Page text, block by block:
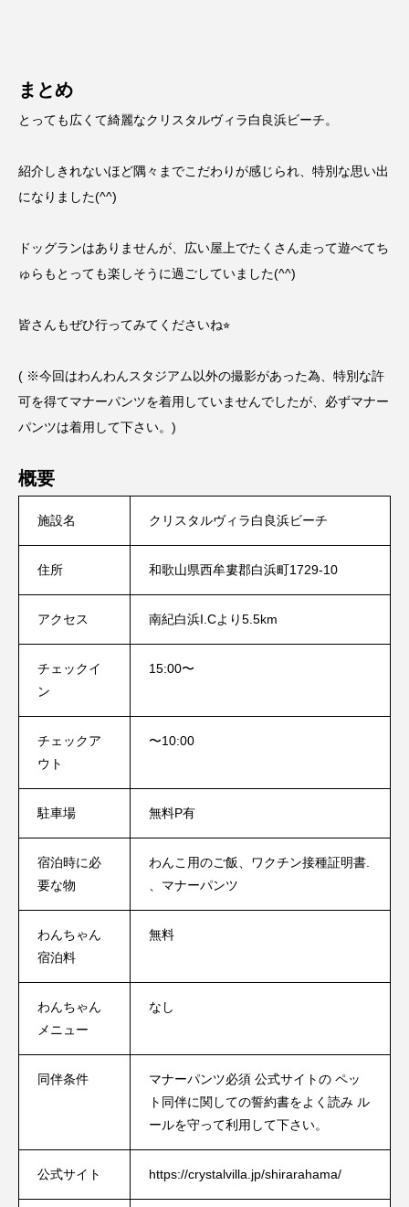
まとめ
とっても広くて綺麗なクリスタルヴィラ白良浜ビーチ。
紹介しきれないほど隅々までこだわりが感じられ、特別な思い出
になりました(^^)
ドッグランはありませんが、広い屋上でたくさん走って遊べてち
ゅらもとっても楽しそうに過ごしていました(^^)
皆さんもぜひ行ってみてくださいね⭐︎
( ※今回はわんわんスタジアム以外の撮影があった為、特別な許
可を得てマナーパンツを着用していませんでしたが、必ずマナー
パンツは着用して下さい。)
概要
施設名 クリスタルヴィラ白良浜ビーチ
住所 和歌山県西牟婁郡白浜町1729-10
アクセス 南紀白浜I.Cより5.5km
チェックイ
ン
15:00〜
チェックア
ウト
〜10:00
駐車場 無料P有
宿泊時に必
要な物
わんこ用のご飯、ワクチン接種証明書.
、マナーパンツ
わんちゃん
宿泊料
無料
わんちゃん
メニュー
なし
同伴条件
マナーパンツ必須 公式サイトの ペッ
ト同伴に関しての誓約書をよく読み ル
ールを守って利用して下さい。
公式サイト https://crystalvilla.jp/shirarahama/